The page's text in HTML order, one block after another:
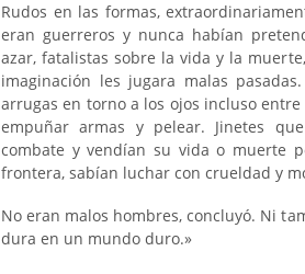
Rudos en las formas,
eran guerreros y nunca habían
azar, fatalistas sobre la vida y la
imaginación les jugara malas
arrugas en torno a los ojos incluso
empuñar armas y pelear. Jinetes
combate y vendían su vida o muerte
frontera, sabían luchar con crueldad y
No eran malos hombres, concluyó. Ni
dura en un mundo duro.»